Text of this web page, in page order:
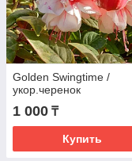
Golden Swingtime /
укор.черенок
1 000 ₸
Купить